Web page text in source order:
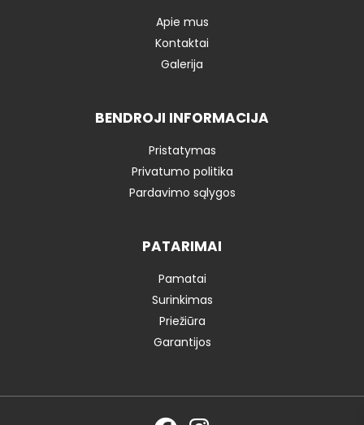
Apie mus
Kontaktai
Galerija
BENDROJI INFORMACIJA
Pristatymas
Privatumo politika
Pardavimo sąlygos
PATARIMAI
Pamatai
Surinkimas
Priežiūra
Garantijos